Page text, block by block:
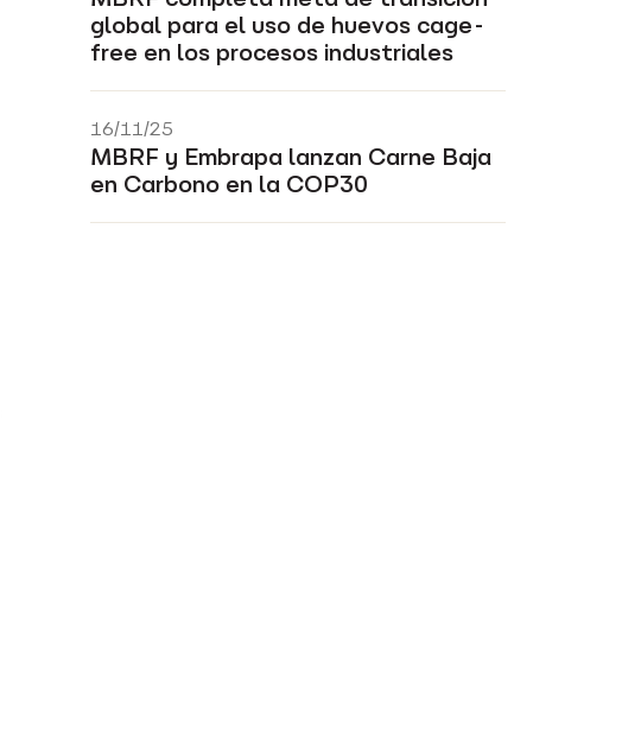
global para el uso de huevos cage-
free en los procesos industriales
16/11/25
MBRF y Embrapa lanzan Carne Baja
en Carbono en la COP30